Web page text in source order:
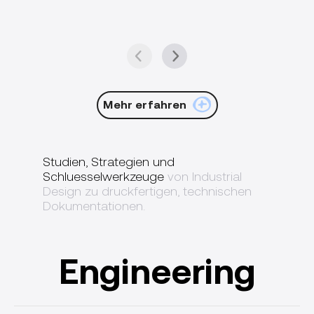
Mehr erfahren
Engineering
Studien, Strategien und
Schluesselwerkzeuge von Industrial
Design zu druckfertigen, technischen
Dokumentationen.